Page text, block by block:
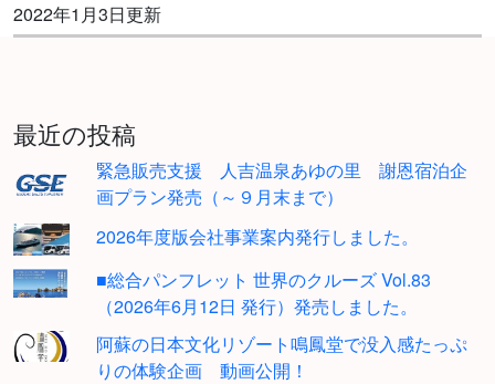
2022年1月3日更新
最近の投稿
緊急販売支援 人吉温泉あゆの里 謝恩宿泊企
画プラン発売（～９月末まで）
2026年度版会社事業案内発行しました。
■総合パンフレット 世界のクルーズ Vol.83
（2026年6月12日 発行）発売しました。
阿蘇の日本文化リゾート鳴鳳堂で没入感たっぷ
りの体験企画 動画公開！